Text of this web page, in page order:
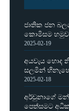
ජාතික ජන
කොමිසම
2025-02-19
අයවැය හොද
සලමින්
2025-02-18
අර්චුනාගේ
පෙත්සමට